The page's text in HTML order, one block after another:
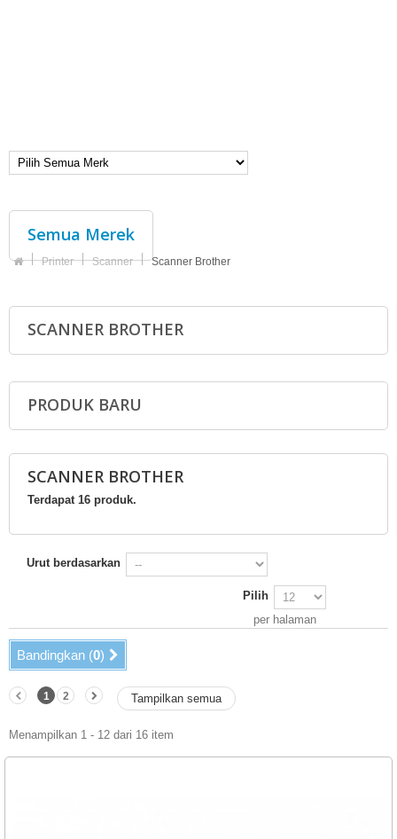
Semua Merek
Printer Scanner Scanner Brother
SCANNER BROTHER
PRODUK BARU
SCANNER BROTHER
Terdapat 16 produk.
Urut berdasarkan
Pilih
per halaman
Bandingkan (0)
Tampilkan semua
1 2
Menampilkan 1 - 12 dari 16 item